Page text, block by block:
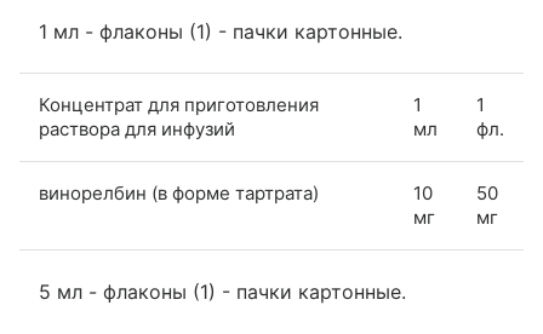
1 мл - флаконы (1) - пачки картонные.
Концентрат для приготовления
раствора для инфузий
1
мл
1
фл.
винорелбин (в форме тартрата)
10
мг
50
мг
5 мл - флаконы (1) - пачки картонные.